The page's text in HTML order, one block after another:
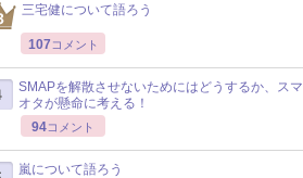
三宅健について語ろう
107 コメント
SMAPを解散させないためにはどうするか、スマ
オタが懸命に考える！
94コメント
嵐について語ろう